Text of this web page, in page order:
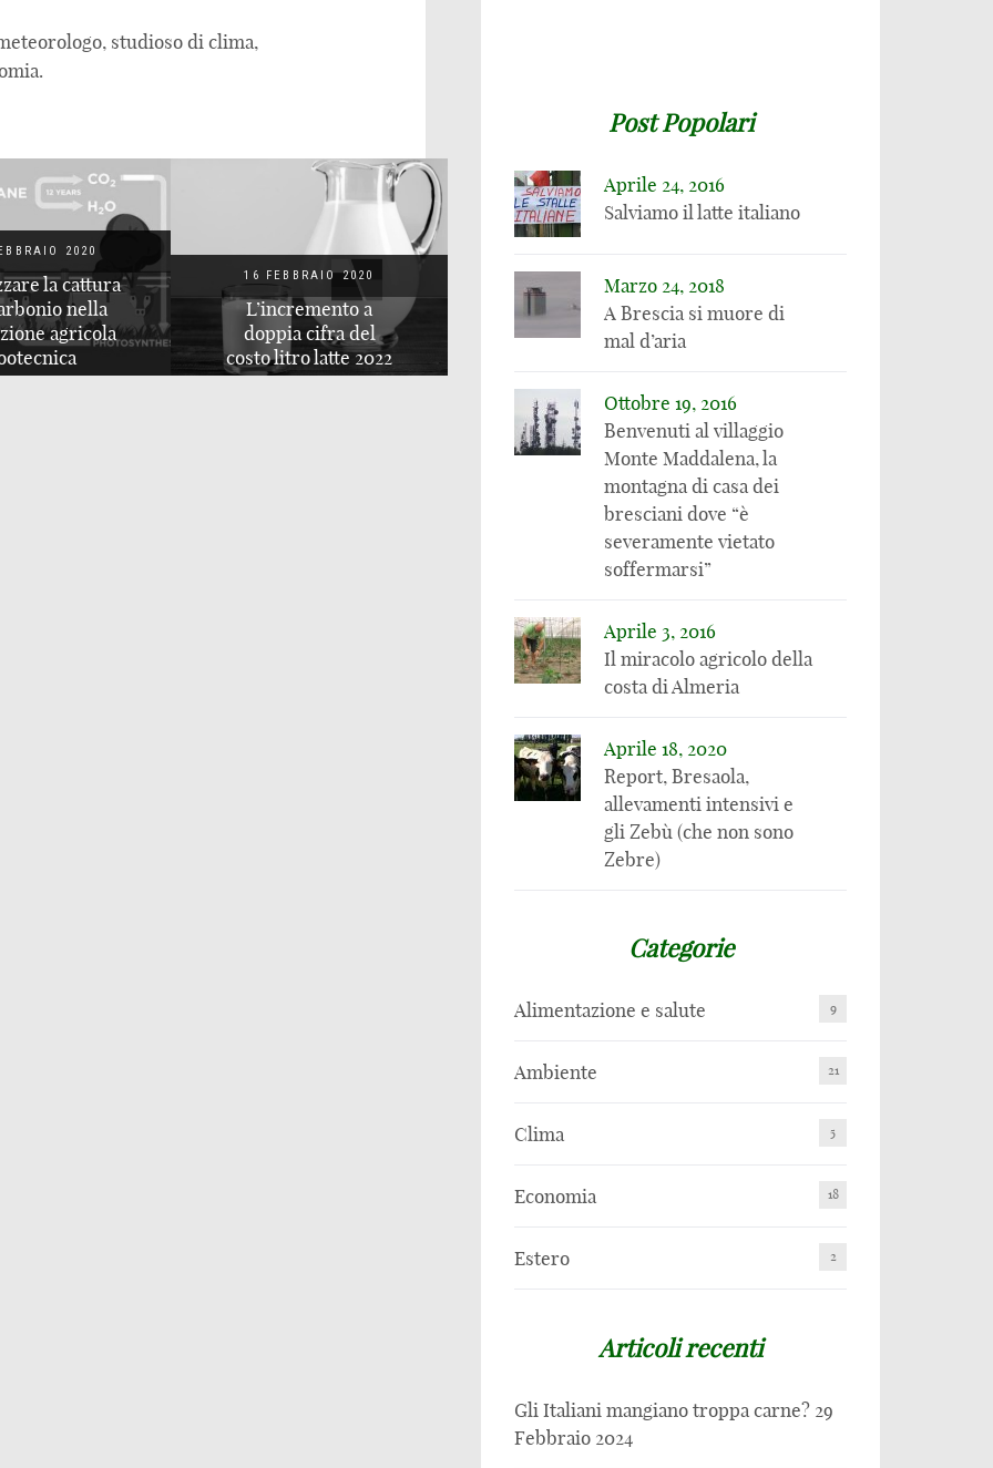
studioso di clima,
2020
a
cifra del
litro latte 2022
I ruolo dei
combustibili fossili
nello sviluppo
dell’Umanità
E’ questa serra
gigante robotizzata
in Kentucky il futuro
raccolti agricoli”, ma
Post Popolari
Aprile 24, 2016
Salviamo il latte italiano
Marzo 24, 2018
A Brescia si muore di
mal d’aria
Ottobre 19, 2016
Benvenuti al villaggio
Monte Maddalena, la
montagna di casa dei
bresciani dove “è
severamente vietato
soffermarsi”
Aprile 3, 2016
Il miracolo agricolo della
costa di Almeria
Aprile 18, 2020
Report, Bresaola,
allevamenti intensivi e
gli Zebù (che non sono
Zebre)
Categorie
Alimentazione e salute 9
Ambiente 21
Clima 5
Economia 18
Estero 2
Articoli recenti
Gli Italiani mangiano troppa carne? 29
Febbraio 2024